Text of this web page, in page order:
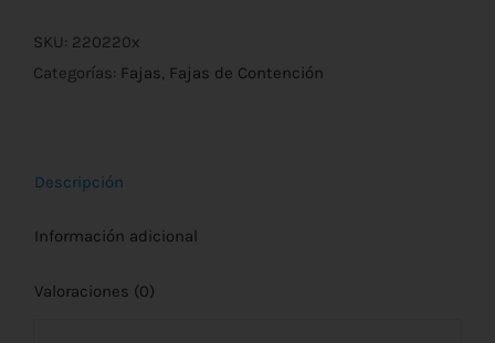
de
2
SKU: 220220x
Categorías: Fajas, Fajas de Contención
Descripción
Información adicional
Valoraciones (0)